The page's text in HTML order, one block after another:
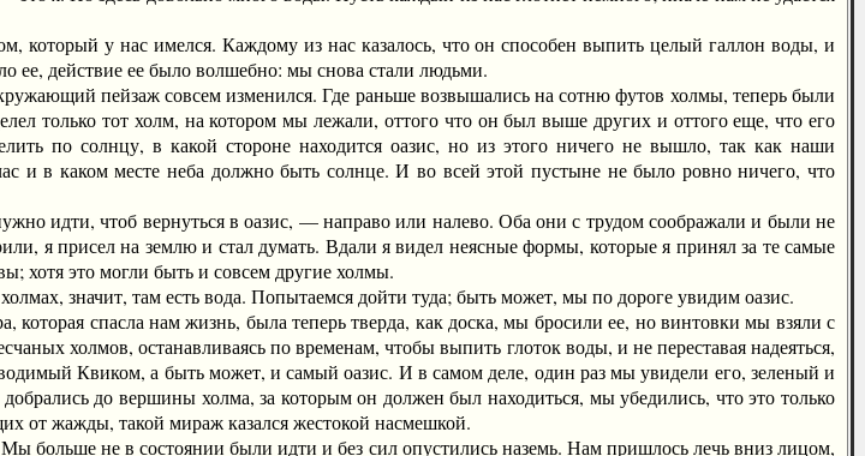
у нас имелся. Каждому из нас казалось, что он способен выпить целый галлон воды, и
ее, действие ее было волшебно: мы снова стали людьми.
пейзаж совсем изменился. Где раньше возвышались на сотню футов холмы, теперь были
только тот холм, на котором мы лежали, оттого что он был выше других и оттого еще, что его
по солнцу, в какой стороне находится оазис, но из этого ничего не вышло, так как наши
и в каком месте неба должно быть солнце. И во всей этой пустыне не было ровно ничего, что
идти, чтоб вернуться в оазис, — направо или налево. Оба они с трудом соображали и были не
я присел на землю и стал думать. Вдали я видел неясные формы, которые я принял за те самые
хотя это могли быть и совсем другие холмы.
значит, там есть вода. Попытаемся дойти туда; быть может, мы по дороге увидим оазис.
спасла нам жизнь, была теперь тверда, как доска, мы бросили ее, но винтовки мы взяли с
холмов, останавливаясь по временам, чтобы выпить глоток воды, и не переставая надеяться,
Квиком, а быть может, и самый оазис. И в самом деле, один раз мы увидели его, зеленый и
до вершины холма, за которым он должен был находиться, мы убедились, что это только
от жажды, такой мираж казался жестокой насмешкой.
больше не в состоянии были идти и без сил опустились наземь. Нам пришлось лечь вниз лицом,